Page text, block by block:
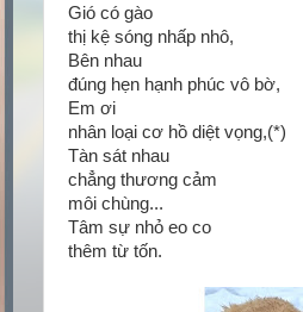
Gió có gào
thị kệ sóng nhấp nhô,
Bên nhau
đúng hẹn hạnh phúc vô bờ,
Em ơi
nhân loại cơ hồ diệt vọng,(*)
Tàn sát nhau
chẳng thương cảm
môi chùng...
Tâm sự nhỏ eo co
thêm từ tốn.